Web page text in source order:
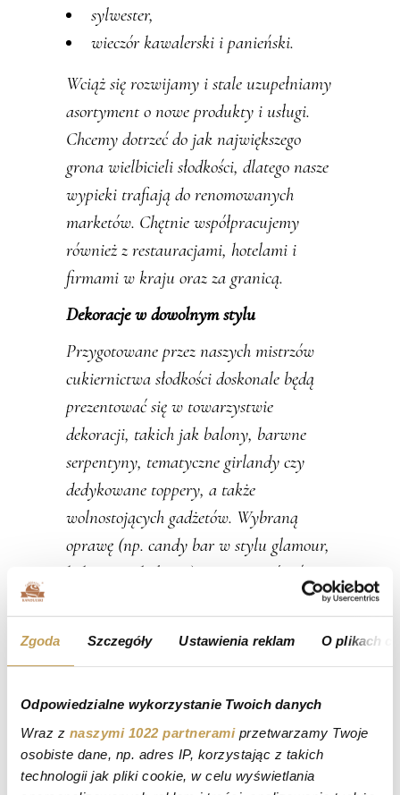
Zgoda Szczegóły Ustawienia reklam O plikach
Odpowiedzialne wykorzystanie Twoich danych
Wraz z naszymi 1022 partneramiprzetwarzamy Twoje
osobiste dane, np. adres IP, korzystając z takich
technologii jak pliki cookie, w celu wyświetlania
sylwester,
wieczór kawalerski i panieński.
Wciąż się rozwijamy i stale uzupełniamy
asortyment o nowe produkty i usługi.
Chcemy dotrzeć do jak największego
grona wielbicieli słodkości, dlatego nasze
wypieki trafiają do renomowanych
marketów. Chętnie współpracujemy
również z restauracjami, hotelami i
firmami w kraju oraz za granicą.
Dekoracje w dowolnym stylu
Przygotowane przez naszych mistrzów
cukiernictwa słodkości doskonale będą
prezentować się w towarzystwie
dekoracji, takich jak balony, barwne
serpentyny, tematyczne girlandy czy
dedykowane toppery, a także
wolnostojących gadżetów. Wybraną
oprawę (np. candy bar w stylu glamour,
boho, rustykalnym) można zamówić w
Klientów oferujemy również możliwość
bez stołu i dodatkowych dekoracji.
Dojedziemy w każde miejsce
Nasz słodki bufet jest całkowicie mobilny